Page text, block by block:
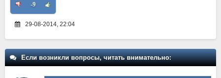
-9
29-08-2014, 22:04
Если возникли вопросы, читать внимательно: